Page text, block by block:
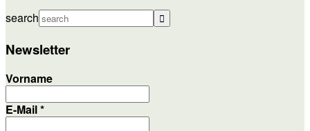
search
Newsletter
Vorname
E-Mail*